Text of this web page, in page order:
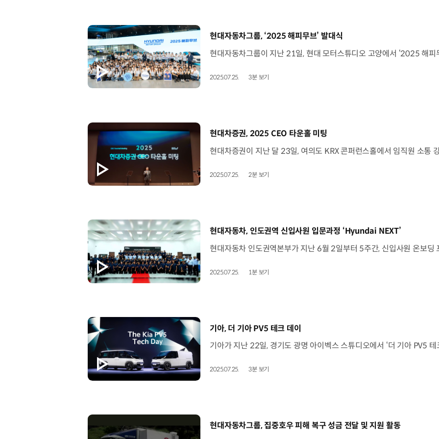
[동영상]
현대자동차그룹, ‘2025 해피무브’ 발대식
2025.07.25. 3분 보기
[동영상]
현대차증권, 2025 CEO 타운홀 미팅
2025.07.25. 2분 보기
[동영상]
현대자동차, 인도권역 신입사원 입문과정 ‘Hyundai NEXT’
2025.07.25. 1분 보기
[동영상]
기아, 더 기아 PV5 테크 데이
2025.07.25. 3분 보기
[동영상]
현대자동차그룹, 집중호우 피해 복구 성금 전달 및 지원 활동